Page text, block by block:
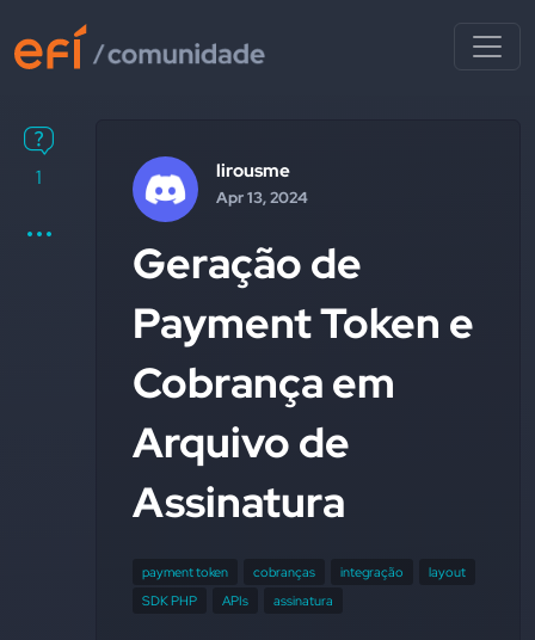
1 lirousme
Apr 13, 2024
Geração de
Payment Token e
Cobrança em
Arquivo de
Assinatura
payment token cobranças integração
layout
SDK PHP
APIs assinatura